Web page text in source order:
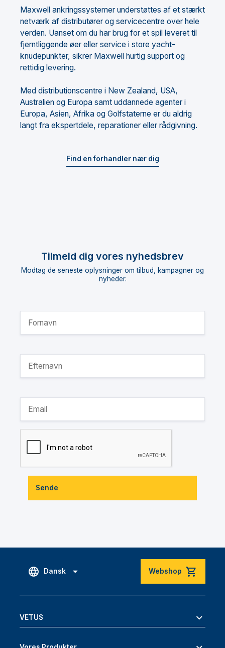
Maxwell ankringssystemer understøttes af et stærkt
netværk af distributører og servicecentre over hele
verden. Uanset om du har brug for et spil leveret til
fjerntliggende øer eller service i store yacht-
knudepunkter, sikrer Maxwell hurtig support og
rettidig levering.
Med distributionscentre i New Zealand, USA,
Australien og Europa samt uddannede agenter i
Europa, Asien, Afrika og Golfstaterne er du aldrig
langt fra ekspertdele, reparationer eller rådgivning.
Find en forhandler nær dig
Tilmeld dig vores nyhedsbrev
Modtag de seneste oplysninger om tilbud, kampagner og
nyheder.
Sende
Dansk Webshop
VETUS